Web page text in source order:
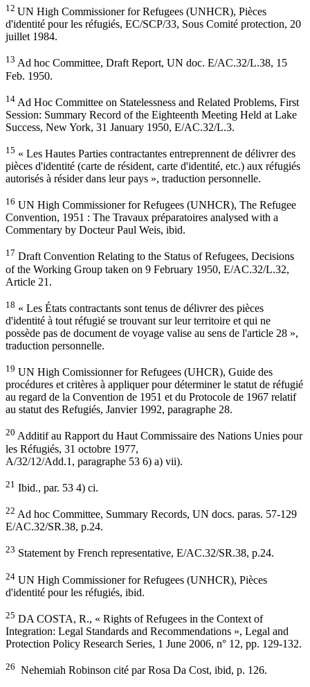
12 UN High Commissioner for Refugees (UNHCR), Pièces
d'identité pour les réfugiés, EC/SCP/33, Sous Comité protection, 20
juillet 1984.
13 Ad hoc Committee, Draft Report, UN doc. E/AC.32/L.38, 15
Feb. 1950.
14 Ad Hoc Committee on Statelessness and Related Problems, First
Session: Summary Record of the Eighteenth Meeting Held at Lake
Success, New York, 31 January 1950, E/AC.32/L.3.
15 « Les Hautes Parties contractantes entreprennent de délivrer des
pièces d'identité (carte de résident, carte d'identité, etc.) aux réfugiés
autorisés à résider dans leur pays », traduction personnelle.
16 UN High Commissioner for Refugees (UNHCR), The Refugee
Convention, 1951 : The Travaux préparatoires analysed with a
Commentary by Docteur Paul Weis, ibid.
17 Draft Convention Relating to the Status of Refugees, Decisions
of the Working Group taken on 9 February 1950, E/AC.32/L.32,
Article 21.
18 « Les États contractants sont tenus de délivrer des pièces
d'identité à tout réfugié se trouvant sur leur territoire et qui ne
possède pas de document de voyage valise au sens de l'article 28 »,
traduction personnelle.
19 UN High Comissionner for Refugees (UHCR), Guide des
procédures et critères à appliquer pour déterminer le statut de réfugié
au regard de la Convention de 1951 et du Protocole de 1967 relatif
au statut des Refugiés, Janvier 1992, paragraphe 28.
20 Additif au Rapport du Haut Commissaire des Nations Unies pour
les Réfugiés, 31 octobre 1977,
A/32/12/Add.1, paragraphe 53 6) a) vii).
21 Ibid., par. 53 4) ci.
22 Ad hoc Committee, Summary Records, UN docs. paras. 57-129
E/AC.32/SR.38, p.24.
23 Statement by French representative, E/AC.32/SR.38, p.24.
24 UN High Commissioner for Refugees (UNHCR), Pièces
d'identité pour les réfugiés, ibid.
25 DA COSTA, R., « Rights of Refugees in the Context of
Integration: Legal Standards and Recommendations », Legal and
Protection Policy Research Series, 1 June 2006, n° 12, pp. 129-132.
26 Nehemiah Robinson cité par Rosa Da Cost, ibid, p. 126.